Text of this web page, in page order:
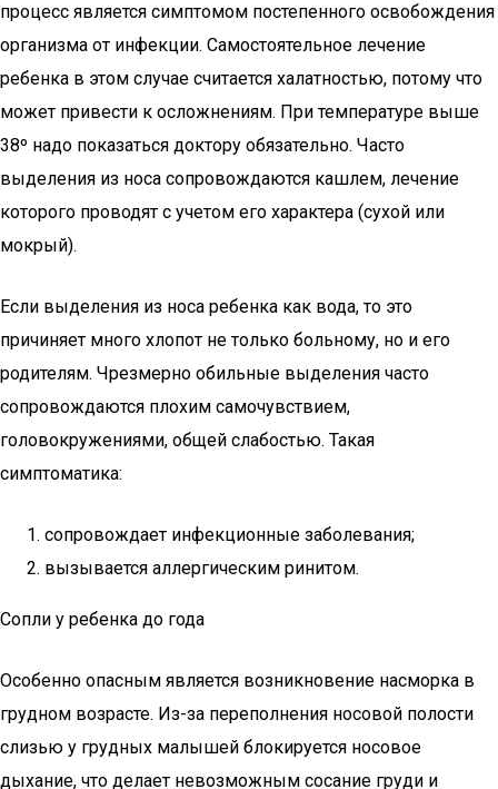
процесс является симптомом постепенного освобождения
организма от инфекции. Самостоятельное лечение
ребенка в этом случае считается халатностью, потому что
может привести к осложнениям. При температуре выше
38º надо показаться доктору обязательно. Часто
выделения из носа сопровождаются кашлем, лечение
которого проводят с учетом его характера (сухой или
мокрый).
Если выделения из носа ребенка как вода, то это
причиняет много хлопот не только больному, но и его
родителям. Чрезмерно обильные выделения часто
сопровождаются плохим самочувствием,
головокружениями, общей слабостью. Такая
симптоматика:
сопровождает инфекционные заболевания;
вызывается аллергическим ринитом.
Сопли у ребенка до года
Особенно опасным является возникновение насморка в
грудном возрасте. Из-за переполнения носовой полости
слизью у грудных малышей блокируется носовое
дыхание, что делает невозможным сосание груди и